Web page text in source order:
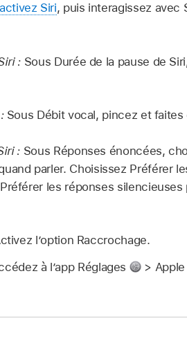
activez Siri, puis interagissez avec
: Sous Durée de la pause de
Sous Débit vocal, pincez et
: Sous Réponses énoncées,
parler. Choisissez Préférer
les réponses
l’option Raccrochage.
à l’app Réglages
> Apple